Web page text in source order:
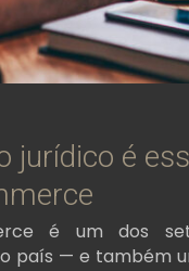
jurídico é
é um dos
país — e também